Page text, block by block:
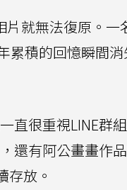
就無法復原。一
累積的回憶瞬間
直很重視LINE群
還有阿公畫畫作
存放。